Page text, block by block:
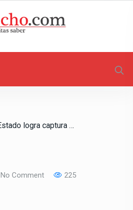
/ Fiscalía General del Estado logra captura de un sujeto por tentativa de homicidio en Villa Colonial
No Comment
225